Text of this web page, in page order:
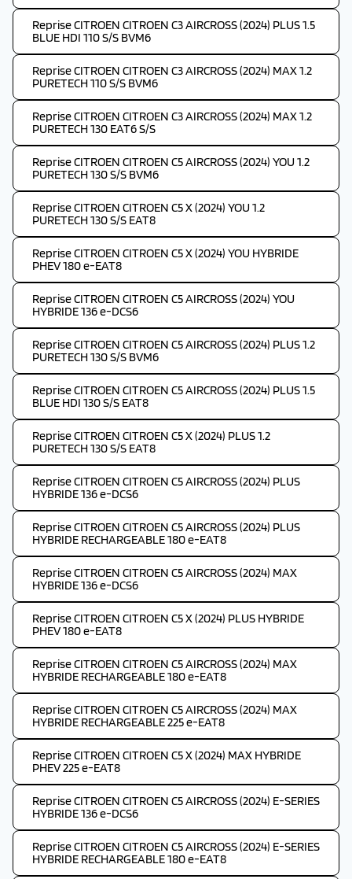
Reprise CITROEN CITROEN C3 AIRCROSS (2024) PLUS 1.5
BLUE HDI 110 S/S BVM6
Reprise CITROEN CITROEN C3 AIRCROSS (2024) MAX 1.2
PURETECH 110 S/S BVM6
Reprise CITROEN CITROEN C3 AIRCROSS (2024) MAX 1.2
PURETECH 130 EAT6 S/S
Reprise CITROEN CITROEN C5 AIRCROSS (2024) YOU 1.2
PURETECH 130 S/S BVM6
Reprise CITROEN CITROEN C5 X (2024) YOU 1.2
PURETECH 130 S/S EAT8
Reprise CITROEN CITROEN C5 X (2024) YOU HYBRIDE
PHEV 180 e-EAT8
Reprise CITROEN CITROEN C5 AIRCROSS (2024) YOU
HYBRIDE 136 e-DCS6
Reprise CITROEN CITROEN C5 AIRCROSS (2024) PLUS 1.2
PURETECH 130 S/S BVM6
Reprise CITROEN CITROEN C5 AIRCROSS (2024) PLUS 1.5
BLUE HDI 130 S/S EAT8
Reprise CITROEN CITROEN C5 X (2024) PLUS 1.2
PURETECH 130 S/S EAT8
Reprise CITROEN CITROEN C5 AIRCROSS (2024) PLUS
HYBRIDE 136 e-DCS6
Reprise CITROEN CITROEN C5 AIRCROSS (2024) PLUS
HYBRIDE RECHARGEABLE 180 e-EAT8
Reprise CITROEN CITROEN C5 AIRCROSS (2024) MAX
HYBRIDE 136 e-DCS6
Reprise CITROEN CITROEN C5 X (2024) PLUS HYBRIDE
PHEV 180 e-EAT8
Reprise CITROEN CITROEN C5 AIRCROSS (2024) MAX
HYBRIDE RECHARGEABLE 180 e-EAT8
Reprise CITROEN CITROEN C5 AIRCROSS (2024) MAX
HYBRIDE RECHARGEABLE 225 e-EAT8
Reprise CITROEN CITROEN C5 X (2024) MAX HYBRIDE
PHEV 225 e-EAT8
Reprise CITROEN CITROEN C5 AIRCROSS (2024) E-SERIES
HYBRIDE 136 e-DCS6
Reprise CITROEN CITROEN C5 AIRCROSS (2024) E-SERIES
HYBRIDE RECHARGEABLE 180 e-EAT8